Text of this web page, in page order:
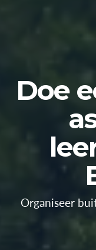
Doe
Organiseer